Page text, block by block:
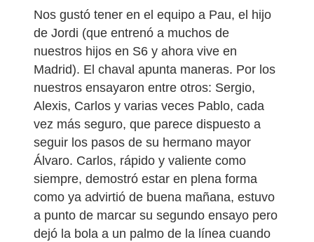
Nos gustó tener en el equipo a Pau, el hijo
de Jordi (que entrenó a muchos de
nuestros hijos en S6 y ahora vive en
Madrid). El chaval apunta maneras. Por los
nuestros ensayaron entre otros: Sergio,
Alexis, Carlos y varias veces Pablo, cada
vez más seguro, que parece dispuesto a
seguir los pasos de su hermano mayor
Álvaro. Carlos, rápido y valiente como
siempre, demostró estar en plena forma
como ya advirtió de buena mañana, estuvo
a punto de marcar su segundo ensayo pero
dejó la bola a un palmo de la línea cuando